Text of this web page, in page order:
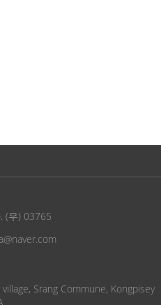
(우) 03765
Srang Commune, Kongpisey